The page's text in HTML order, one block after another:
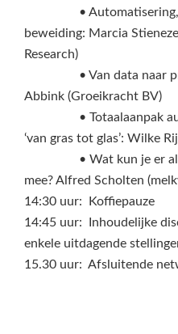
• Automatisering,
beweiding: Marcia
Research)
• Van data naar
Abbink (Groeikracht BV)
• Totaalaanpak
‘van gras tot glas’: Wilke
• Wat kun je er als
mee? Alfred Scholten
14:30 uur: Koffiepauze
14:45 uur: Inhoudelijke
enkele uitdagende
15.30 uur: Afsluitende